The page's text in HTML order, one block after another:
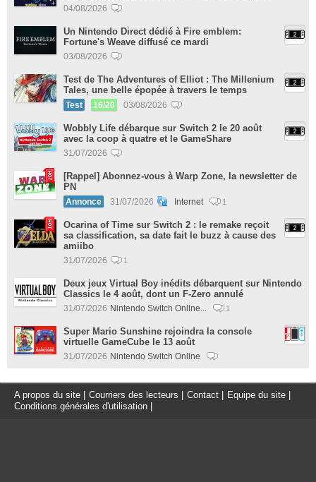
04/08/2026
Un Nintendo Direct dédié à Fire emblem:
Fortune's Weave diffusé ce mardi
03/08/2026
Test de The Adventures of Elliot : The Millenium
Tales, une belle épopée à travers le temps
Test 16/20 03/08/2026
Wobbly Life débarque sur Switch 2 le 20 août
avec la coop à quatre et le GameShare
31/07/2026
[Rappel] Abonnez-vous à Warp Zone, la newsletter de
PN
Annonce 31/07/2026 Internet 1
Ocarina of Time sur Switch 2 : le remake reçoit
sa classification, sa date fait le buzz à cause des
amiibo
31/07/2026 1
Deux jeux Virtual Boy inédits débarquent sur Nintendo
Classics le 4 août, dont un F-Zero annulé
31/07/2026 Nintendo Switch Online... 1
Super Mario Sunshine rejoindra la console
virtuelle GameCube le 13 août
31/07/2026 Nintendo Switch Online
A propos du site Courriers des lecteurs Contact Equipe du site
Conditions générales d'utilisation